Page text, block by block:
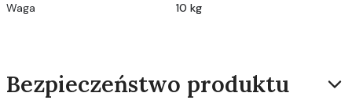
Waga
10 kg
Bezpieczeństwo produktu